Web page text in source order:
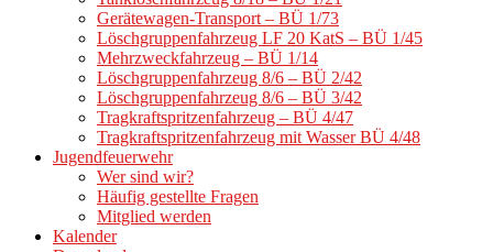
Gerätewagen-Transport – BÜ 1/73
Löschgruppenfahrzeug LF 20 KatS – BÜ 1/45
Mehrzweckfahrzeug – BÜ 1/14
Löschgruppenfahrzeug 8/6 – BÜ 2/42
Löschgruppenfahrzeug 8/6 – BÜ 3/42
Tragkraftspritzenfahrzeug – BÜ 4/47
Tragkraftspritzenfahrzeug mit Wasser BÜ 4/48
Jugendfeuerwehr
Wer sind wir?
Häufig gestellte Fragen
Mitglied werden
Kalender